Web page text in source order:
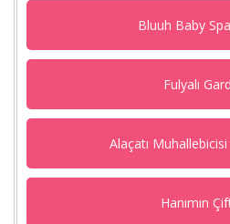
Bluuh Baby
Fulyalı
Alaçatı
Hanımın